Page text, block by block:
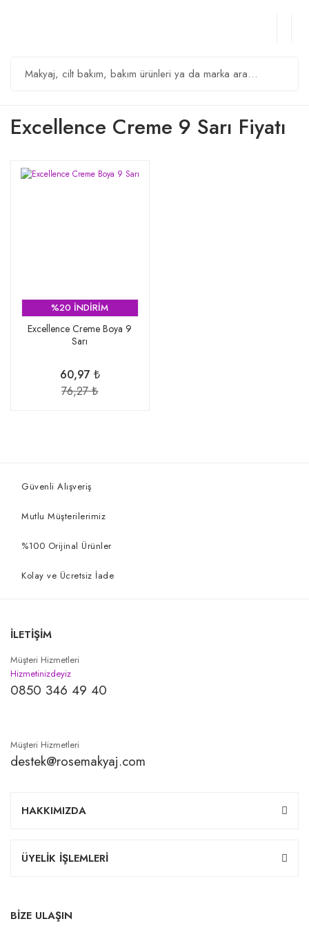
Excellence Creme 9 Sarı Fiyatı
%20 İNDİRİM
Excellence Creme Boya 9
Sarı
60,97 ₺
76,27 ₺
Güvenli Alışveriş
Mutlu Müşterilerimiz
%100 Orijinal Ürünler
Kolay ve Ücretsiz İade
İLETİŞİM
Müşteri Hizmetleri
Hizmetinizdeyiz
0850 346 49 40
Müşteri Hizmetleri
destek@rosemakyaj.com
HAKKIMIZDA
ÜYELİK İŞLEMLERİ
BİZE ULAŞIN